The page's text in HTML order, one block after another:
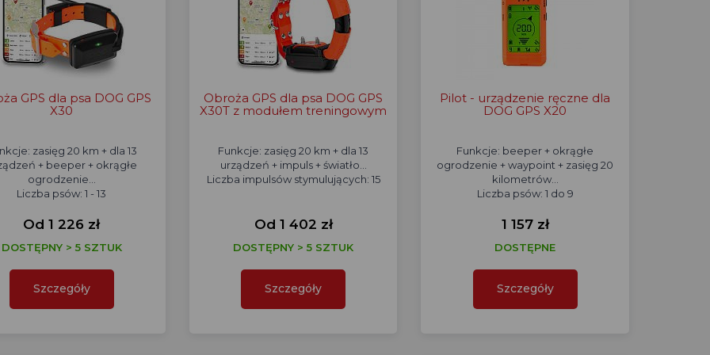
GPS dla psa DOG GPS
X30
zasięg 20 km + dla 13
+ beeper + okrągłe
ogrodzenie...
Liczba psów: 1 - 13
Od 1 226 zł
DOSTĘPNY > 5 SZTUK
Szczegóły
Obroża GPS dla psa DOG GPS
X30T z modułem treningowym
Funkcje: zasięg 20 km + dla 13
urządzeń + impuls + światło...
Liczba impulsów stymulujących: 15
Od 1 402 zł
DOSTĘPNY > 5 SZTUK
Szczegóły
Pilot - urządzenie ręczne dla
DOG GPS X20
Funkcje: beeper + okrągłe
ogrodzenie + waypoint + zasięg 20
kilometrów...
Liczba psów: 1 do 9
1 157 zł
DOSTĘPNE
Szczegóły